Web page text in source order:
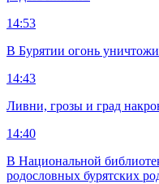
14:53
В Бурятии огонь
14:43
Ливни, грозы и град
14:40
В Национальной
родословных бурятских